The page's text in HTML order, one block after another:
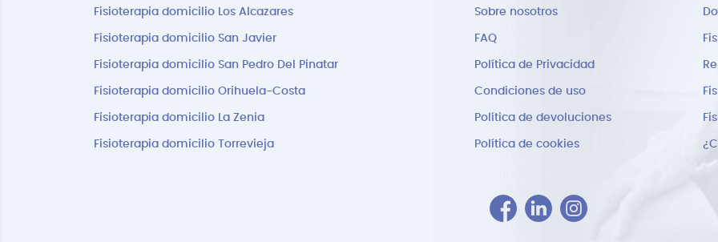
Fisioterapia domicilio Los Alcazares
Fisioterapia domicilio San Javier
Fisioterapia domicilio San Pedro Del Pinatar
Fisioterapia domicilio Orihuela-Costa
Fisioterapia domicilio La Zenia
Fisioterapia domicilio Torrevieja
Sobre nosotros
FAQ
Política de Privacidad
Condiciones de uso
Política de devoluciones
Política de cookies